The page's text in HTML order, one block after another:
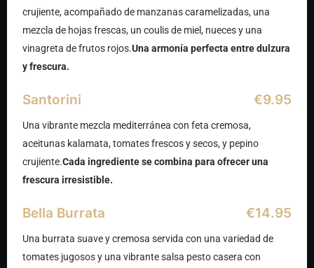
crujiente, acompañado de manzanas caramelizadas, una
mezcla de hojas frescas, un coulis de miel, nueces y una
vinagreta de frutos rojos.Una armonía perfecta entre dulzura
y frescura.
Santorini €9.95
Una vibrante mezcla mediterránea con feta cremosa,
aceitunas kalamata, tomates frescos y secos, y pepino
crujiente.Cada ingrediente se combina para ofrecer una
frescura irresistible.
Bella Burrata €14.95
Una burrata suave y cremosa servida con una variedad de
tomates jugosos y una vibrante salsa pesto casera con